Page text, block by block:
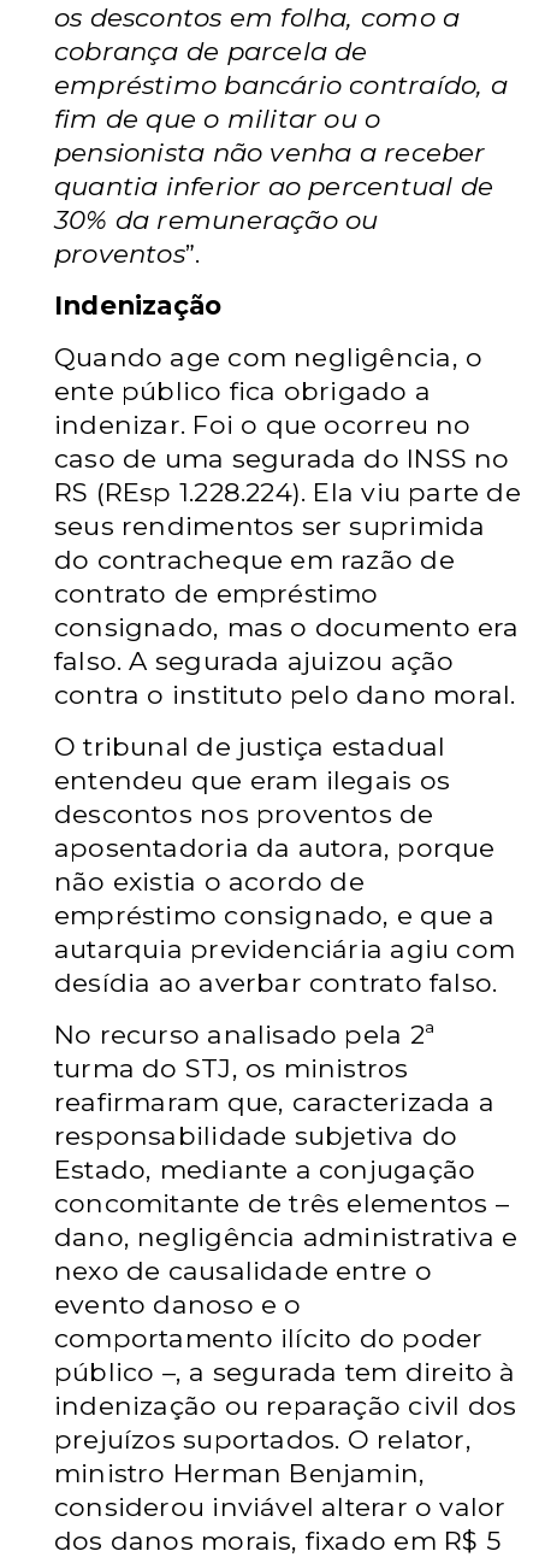
os descontos em folha, como a
cobrança de parcela de
empréstimo bancário contraído, a
fim de que o militar ou o
pensionista não venha a receber
quantia inferior ao percentual de
30% da remuneração ou
proventos”.
Indenização
Quando age com negligência, o
ente público fica obrigado a
indenizar. Foi o que ocorreu no
caso de uma segurada do INSS no
RS (REsp 1.228.224). Ela viu parte de
seus rendimentos ser suprimida
do contracheque em razão de
contrato de empréstimo
consignado, mas o documento era
falso. A segurada ajuizou ação
contra o instituto pelo dano moral.
O tribunal de justiça estadual
entendeu que eram ilegais os
descontos nos proventos de
aposentadoria da autora, porque
não existia o acordo de
empréstimo consignado, e que a
autarquia previdenciária agiu com
desídia ao averbar contrato falso.
No recurso analisado pela 2ª
turma do STJ, os ministros
reafirmaram que, caracterizada a
responsabilidade subjetiva do
Estado, mediante a conjugação
concomitante de três elementos –
dano, negligência administrativa e
nexo de causalidade entre o
evento danoso e o
comportamento ilícito do poder
público –, a segurada tem direito à
indenização ou reparação civil dos
prejuízos suportados. O relator,
ministro Herman Benjamin,
considerou inviável alterar o valor
dos danos morais, fixado em R$ 5